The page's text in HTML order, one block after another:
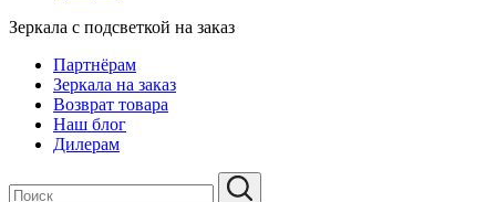
Зеркала с подсветкой на заказ
Партнёрам
Зеркала на заказ
Возврат товара
Наш блог
Дилерам